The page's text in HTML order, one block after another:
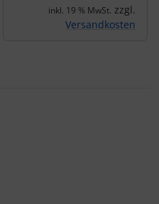
inkl. 19 % MwSt. zzgl.
Versandkosten